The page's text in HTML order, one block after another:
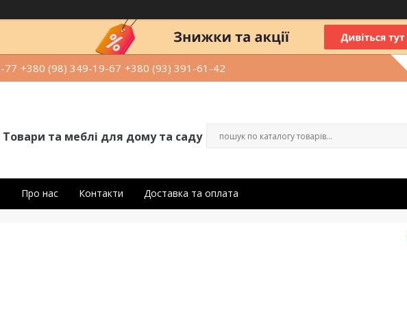
77 +380 (98) 349-19-67 +380 (93) 391-61-42
Товари та меблі для дому та саду
Про нас Контакти Доставка та оплата